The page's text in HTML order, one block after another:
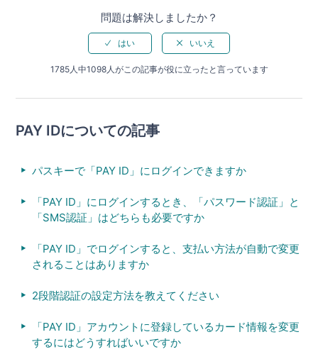
問題は解決しましたか？
1785人中1098人がこの記事が役に立ったと言っています
PAY IDについての記事
パスキーで「PAY ID」にログインできますか
「PAY ID」にログインするとき、「パスワード認証」と
「SMS認証」はどちらも必要ですか
「PAY ID」でログインすると、支払い方法が自動で変更
されることはありますか
2段階認証の設定方法を教えてください
「PAY ID」アカウントに登録しているカード情報を変更
するにはどうすればいいですか